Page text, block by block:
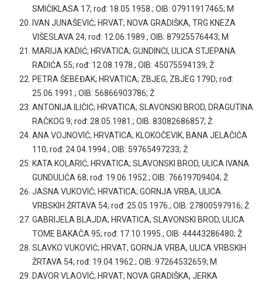
SMIČIKLASA 17; rođ: 18.05.1958.; OIB: 07911917465; M
IVAN JUNAŠEVIĆ; HRVAT; NOVA GRADIŠKA, TRG KNEZA
VIŠESLAVA 24; rođ: 12.06.1989.; OIB: 87925576443; M
MARIJA KADIĆ; HRVATICA; GUNDINCI, ULICA STJEPANA
RADIĆA 55; rođ: 12.08.1978.; OIB: 45075594139; Ž
PETRA ŠEBEĐAK; HRVATICA; ZBJEG, ZBJEG 179D; rođ:
25.06.1991.; OIB: 56866903786; Ž
ANTONIJA ILIČIĆ; HRVATICA; SLAVONSKI BROD, DRAGUTINA
RAČKOG 9; rođ: 28.05.1981.; OIB: 83082686857; Ž
ANA VOJNOVIĆ; HRVATICA; KLOKOČEVIK, BANA JELAČIĆA
110; rođ: 24.04.1994.; OIB: 59765497233; Ž
KATA KOLARIĆ; HRVATICA; SLAVONSKI BROD, ULICA IVANA
GUNDULIĆA 68; rođ: 19.06.1952.; OIB: 76619709404; Ž
JASNA VUKOVIĆ; HRVATICA; GORNJA VRBA, ULICA
VRBSKIH ŽRTAVA 54; rođ: 25.05.1976.; OIB: 27800597916; Ž
GABRIJELA BLAJDA; HRVATICA; SLAVONSKI BROD, ULICA
TOME BAKAČA 95; rođ: 17.10.1995.; OIB: 44443286480; Ž
SLAVKO VUKOVIĆ; HRVAT; GORNJA VRBA, ULICA VRBSKIH
ŽRTAVA 54; rođ: 19.04.1962.; OIB: 97264532659; M
DAVOR VLAOVIĆ; HRVAT; NOVA GRADIŠKA, JERKA